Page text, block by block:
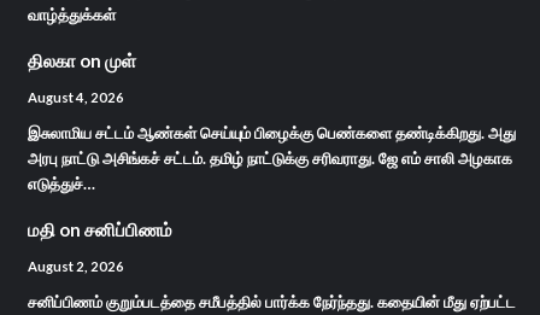
வாழ்த்துக்கள்
திலகா on முள்
August 4, 2026
இசுலாமிய சட்டம் ஆண்கள் செய்யும் பிழைக்கு பெண்களை தண்டிக்கிறது. அது
அரபு நாட்டு அசிங்கச் சட்டம். தமிழ் நாட்டுக்கு சரிவராது. ஜே எம் சாலி அழகாக
எடுத்துச்…
மதி on சனிப்பிணம்
August 2, 2026
சனிப்பிணம் குறும்படத்தை சமீபத்தில் பார்க்க நேர்ந்தது. கதையின் மீது ஏற்பட்ட